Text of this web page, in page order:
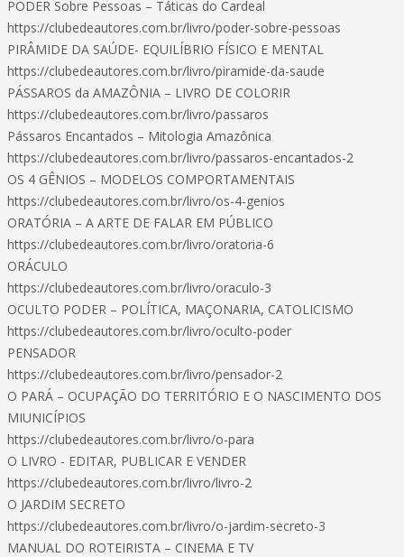
PODER Sobre Pessoas – Táticas do Cardeal
https://clubedeautores.com.br/livro/poder-sobre-pessoas
PIRÂMIDE DA SAÚDE- EQUILÍBRIO FÍSICO E MENTAL
https://clubedeautores.com.br/livro/piramide-da-saude
PÁSSAROS da AMAZÔNIA – LIVRO DE COLORIR
https://clubedeautores.com.br/livro/passaros
Pássaros Encantados – Mitologia Amazônica
https://clubedeautores.com.br/livro/passaros-encantados-2
OS 4 GÊNIOS – MODELOS COMPORTAMENTAIS
https://clubedeautores.com.br/livro/os-4-genios
ORATÓRIA – A ARTE DE FALAR EM PÚBLICO
https://clubedeautores.com.br/livro/oratoria-6
ORÁCULO
https://clubedeautores.com.br/livro/oraculo-3
OCULTO PODER – POLÍTICA, MAÇONARIA, CATOLICISMO
https://clubedeautores.com.br/livro/oculto-poder
PENSADOR
https://clubedeautores.com.br/livro/pensador-2
O PARÁ – OCUPAÇÃO DO TERRITÓRIO E O NASCIMENTO DOS
MIUNICÍPIOS
https://clubedeautores.com.br/livro/o-para
O LIVRO - EDITAR, PUBLICAR E VENDER
https://clubedeautores.com.br/livro/livro-2
O JARDIM SECRETO
https://clubedeautores.com.br/livro/o-jardim-secreto-3
MANUAL DO ROTEIRISTA – CINEMA E TV